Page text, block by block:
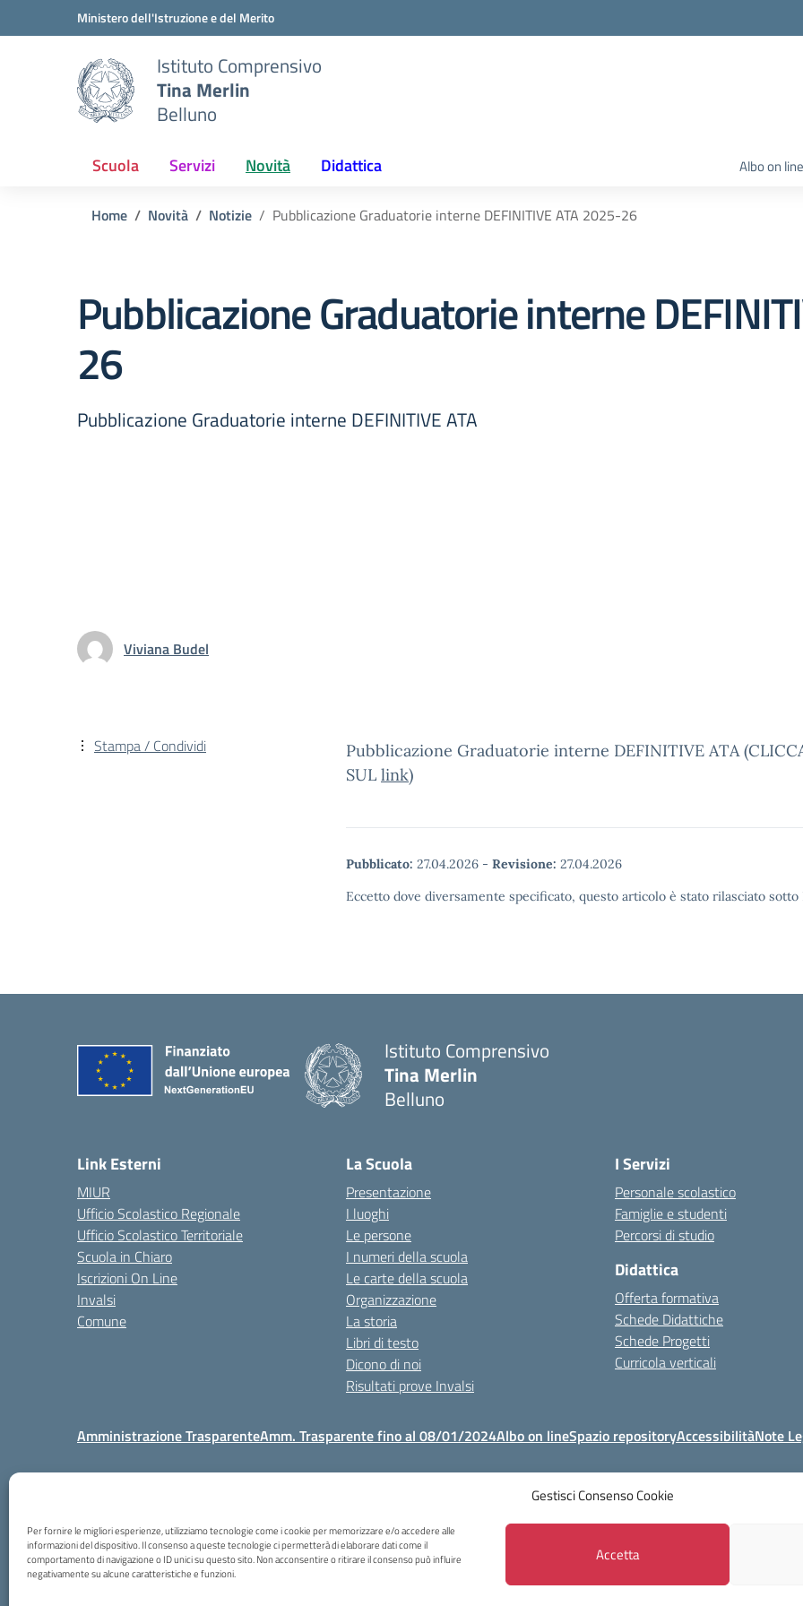
Gestisci Consenso Cookie
Per fornire le migliori esperienze, utilizziamo tecnologie come i cookie per memorizzare e/o accedere alle
informazioni del dispositivo. Il consenso a queste tecnologie ci permetterà di elaborare dati come il
comportamento di navigazione o ID unici su questo sito. Non acconsentire o ritirare il consenso può influire
negativamente su alcune caratteristiche e funzioni.
Accetta
Vai ai contenuti
Vai al menu di navigazioneMinistero dell'Istruzione e del Merito
Istituto Comprensivo
Tina Merlin
Belluno
Scuola Servizi Novità Didattica Albo on line
Home Novità Notizie Pubblicazione Graduatorie interne DEFINITIVE ATA 2025-26
Pubblicazione Graduatorie interne
26
Pubblicazione Graduatorie interne DEFINITIVE ATA
Viviana Budel
Pubblicazione Graduatorie interne DEFINITIVE ATA
SUL link)
Pubblicato: 27.04.2026 - Revisione: 27.04.2026
Eccetto dove diversamente specificato, questo articolo è stato rilasciato
Stampa / Condividi
Istituto Comprensivo
Tina Merlin
Belluno
Link Esterni
MIUR
Ufficio Scolastico Regionale
Ufficio Scolastico Territoriale
Scuola in Chiaro
Iscrizioni On Line
Invalsi
Comune
La Scuola
Presentazione
I luoghi
Le persone
I numeri della scuola
Le carte della scuola
Organizzazione
La storia
Libri di testo
Dicono di noi
Risultati prove Invalsi
I Servizi
Personale scolastico
Famiglie e studenti
Percorsi di studio
Didattica
Offerta formativa
Schede Didattiche
Schede Progetti
Curricola verticali
Amministrazione TrasparenteAmm. Trasparente fino al 08/01/2024Albo on lineSpazio repositoryAccessibilitàNote
Copyright 2023 - I.C Tina Merlin - Belluno
Via Bortolo Castellani, 40 32100 Belluno - Tel +39 0437931814 - Mail: